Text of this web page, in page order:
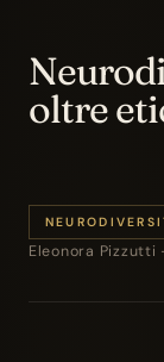
oltre
Eleonora Pizzutti